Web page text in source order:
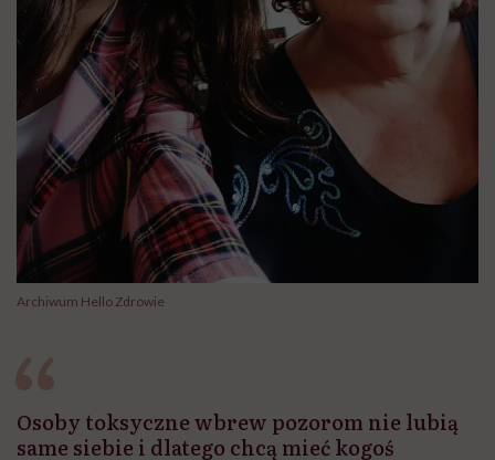
Archiwum Hello Zdrowie
Osoby toksyczne wbrew pozorom nie lubią
same siebie i dlatego chcą mieć kogoś